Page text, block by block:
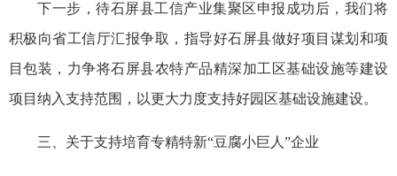
下一步，待石屏县工信产业集聚区申报成功后，我们将
积极向省工信厅汇报争取，指导好石屏县做好项目谋划和项
目包装，力争将石屏县农特产品精深加工区基础设施等建设
项目纳入支持范围，以更大力度支持好园区基础设施建设。
三、关于支持培育专精特新“豆腐小巨人”企业